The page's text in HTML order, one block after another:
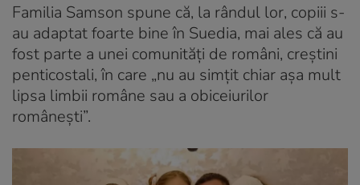
Familia Samson spune că, la rândul lor, copiii s-
au adaptat foarte bine în Suedia, mai ales că au
fost parte a unei comunități de români, creștini
penticostali, în care „nu au simțit chiar așa mult
lipsa limbii române sau a obiceiurilor
românești”.